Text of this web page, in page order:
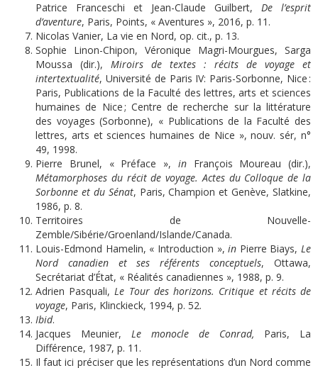
Patrice Franceschi et Jean-Claude Guilbert,
De l’esprit
d’aventure, Paris, Points, « Aventures », 2016, p. 11.
Nicolas Vanier, La vie en Nord, op. cit., p. 13.
Sophie Linon-Chipon, Véronique Magri-Mourgues, Sarga
Moussa (dir.), Miroirs de textes : récits de voyage et
intertextualité, Université de Paris IV: Paris-Sorbonne, Nice :
Paris, Publications de la Faculté des lettres, arts et sciences
humaines de Nice ; Centre de recherche sur la littérature
des voyages (Sorbonne), « Publications de la Faculté des
lettres, arts et sciences humaines de Nice », nouv. sér, n°
49, 1998.
Pierre Brunel, « Préface », inFrançois Moureau (dir.),
Métamorphoses du récit de voyage. Actes du Colloque de la
Sorbonne et du Sénat, Paris, Champion et Genève, Slatkine,
1986, p. 8.
Territoires de Nouvelle-
Zemble/Sibérie/Groenland/Islande/Canada.
Louis-Edmond Hamelin, « Introduction »,in Pierre Biays, Le
Nord canadien et ses référents conceptuels, Ottawa,
Secrétariat d’État, « Réalités canadiennes », 1988, p. 9.
Adrien Pasquali,Le Tour des horizons. Critique et récits de
voyage, Paris, Klinckieck, 1994, p. 52.
Ibid.
Jacques Meunier, Le monocle de Conrad, Paris, La
Différence, 1987, p. 11.
Il faut ici préciser que les représentations d’un Nord comme